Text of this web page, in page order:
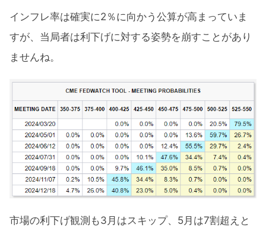
インフレ率は確実に2％に向かう公算が高まっていま
すが、当局者は利下げに対する姿勢を崩すことがあり
ませんね。
市場の利下げ観測も3月はスキップ、5月は7割超えと